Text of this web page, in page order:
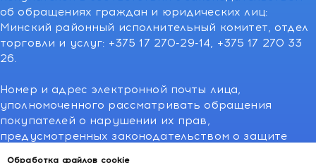
Обработка файлов cookie
об обращениях граждан и юридических лиц:
Минский районный исполнительный комитет, отдел
торговли и услуг: +375 17 270-29-14, +375 17 270 33
26.
Номер и адрес электронной почты лица,
уполномоченного рассматривать обращения
покупателей о нарушении их прав,
предусмотренных законодательством о защите